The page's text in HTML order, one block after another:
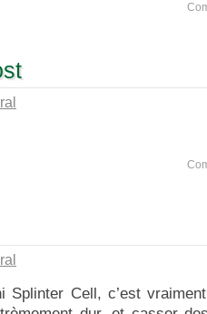
Splinter Cell, c’est